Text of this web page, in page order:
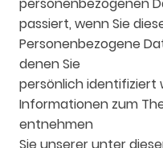
personenbezogenen
passiert, wenn Sie
Personenbezogene
denen Sie
persönlich identifiziert
Informationen zum
entnehmen